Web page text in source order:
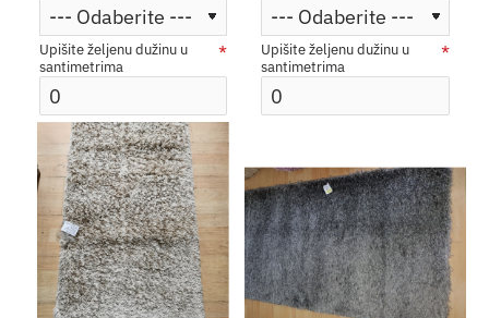
Upišite željenu dužinu u
santimetrima
Upišite željenu dužinu u
santimetrima